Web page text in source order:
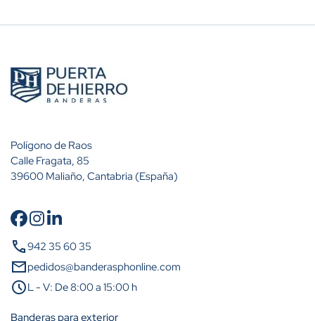
Cantidad
A partir de 10 unidades
A partir de 25 unidades
A partir de 50 unidades
Polígono de Raos
Calle Fragata, 85
39600 Maliaño, Cantabria (España)
call942 35 60 35
mailpedidos@banderasphonline.com
scheduleL - V: De 8:00 a 15:00 h
Banderas para exterior